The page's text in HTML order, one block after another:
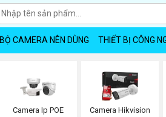
BỘ CAMERA NÊN DÙNG THIẾT BỊ CÔNG
Camera Ip POE
Camera Hikvision